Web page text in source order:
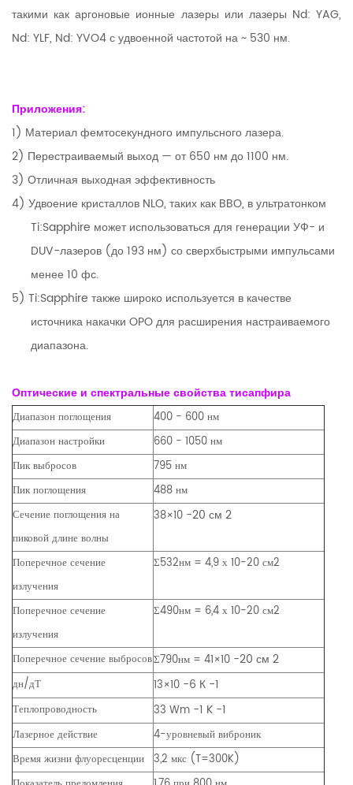
такими как аргоновые ионные лазеры или лазеры Nd: YAG,
Nd: YLF, Nd: YVO4 с удвоенной частотой на ~ 530 нм.
Приложения:
1) Материал фемтосекундного импульсного лазера.
2) Перестраиваемый выход — от 650 нм до 1100 нм.
3) Отличная выходная эффективность
4) Удвоение кристаллов NLO, таких как BBO, в ультратонком
Ti:Sapphire может использоваться для генерации УФ- и
DUV-лазеров (до 193 нм) со сверхбыстрыми импульсами
менее 10 фс.
5) Ti:Sapphire также широко используется в качестве
источника накачки OPO для расширения настраиваемого
диапазона.
Оптические и спектральные свойства тисапфира
Диапазон поглощения
400 - 600 нм
Диапазон настройки
660 - 1050 нм
Пик выбросов
795 нм
Пик поглощения
488 нм
Сечение поглощения на
пиковой длине волны
38×10 -20 см 2
Поперечное сечение
излучения
Σ532нм = 4,9 х 10-20 см2
Поперечное сечение
излучения
Σ490нм = 6,4 х 10-20 см2
Поперечное сечение выбросовΣ790нм = 41×10 -20 см 2
дн/дТ 13×10 -6 К -1
Теплопроводность 33 Wm -1 K -1
Лазерное действие
4-уровневый виброник
Время жизни флуоресценции 3,2 мкс (T=300K)